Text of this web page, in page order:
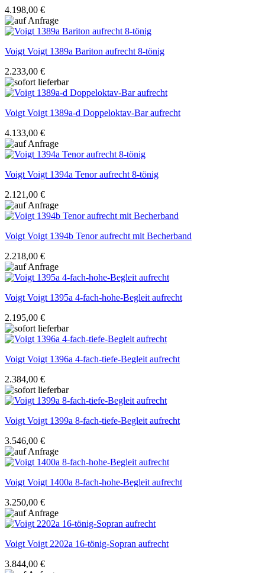
4.198,00 €
VoigtVoigt 1389a Bariton aufrecht 8-tönig
2.233,00 €
VoigtVoigt 1389a-d Doppeloktav-Bar aufrecht
4.133,00 €
VoigtVoigt 1394a Tenor aufrecht 8-tönig
2.121,00 €
VoigtVoigt 1394b Tenor aufrecht mit Becherband
2.218,00 €
VoigtVoigt 1395a 4-fach-hohe-Begleit aufrecht
2.195,00 €
VoigtVoigt 1396a 4-fach-tiefe-Begleit aufrecht
2.384,00 €
VoigtVoigt 1399a 8-fach-tiefe-Begleit aufrecht
3.546,00 €
VoigtVoigt 1400a 8-fach-hohe-Begleit aufrecht
3.250,00 €
VoigtVoigt 2202a 16-tönig-Sopran aufrecht
3.844,00 €